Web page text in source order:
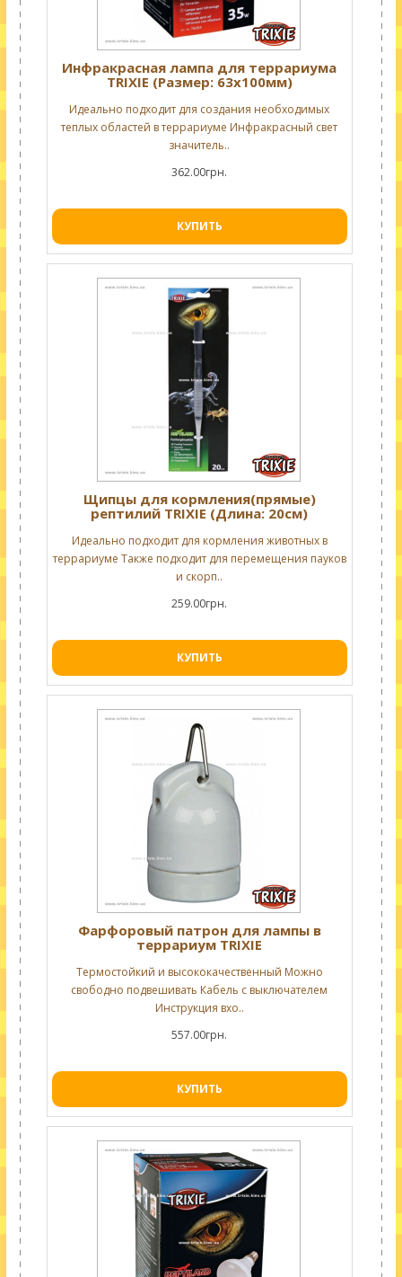
Инфракрасная лампа для террариума
TRIXIE (Размер: 63х100мм)
Идеально подходит для создания необходимых
теплых областей в террариуме Инфракрасный свет
значитель..
362.00грн.
КУПИТЬ
Щипцы для кормления(прямые)
рептилий TRIXIE (Длина: 20см)
Идеально подходит для кормления животных в
террариуме Также подходит для перемещения пауков
и скорп..
259.00грн.
КУПИТЬ
Фарфоровый патрон для лампы в
террариум TRIXIE
Термостойкий и высококачественный Можно
свободно подвешивать Кабель с выключателем
Инструкция вхо..
557.00грн.
КУПИТЬ